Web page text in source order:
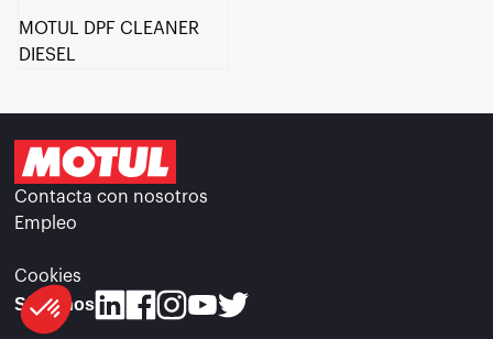
MOTUL DPF CLEANER
DIESEL
Contacta con nosotros
Empleo
Cookies
Síguenos